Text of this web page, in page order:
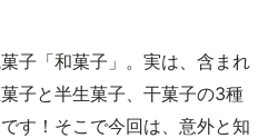
子「和菓子」。実は、含まれ
子と半生菓子、干菓子の3種
す！そこで今回は、意外と知